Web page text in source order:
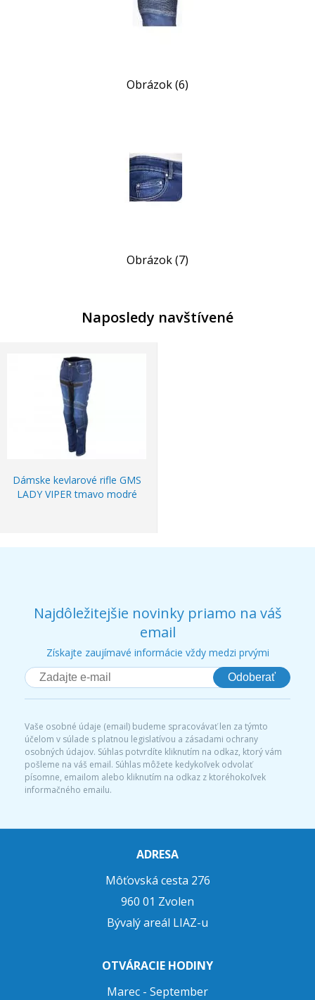
Obrázok (6)
Obrázok (7)
Naposledy navštívené
Dámske kevlarové rifle GMS
LADY VIPER tmavo modré
Najdôležitejšie novinky priamo na váš
email
Získajte zaujímavé informácie vždy medzi prvými
Odoberať
Vaše osobné údaje (email) budeme spracovávať len za týmto
účelom v súlade s platnou legislatívou a zásadami ochrany
osobných údajov. Súhlas potvrdíte kliknutím na odkaz, ktorý vám
pošleme na váš email. Súhlas môžete kedykoľvek odvolať
písomne, emailom alebo kliknutím na odkaz z ktoréhokoľvek
informačného emailu.
ADRESA
Môťovská cesta 276
960 01 Zvolen
Bývalý areál LIAZ-u
OTVÁRACIE HODINY
Marec - September